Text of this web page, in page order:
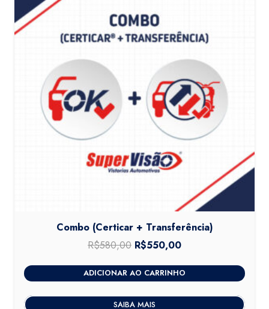
Combo (Certicar + Transferência)
R$580,00 O
original
era:
R$550,00
atual
é:
ADICIONAR AO CARRINHO
SAIBA MAIS